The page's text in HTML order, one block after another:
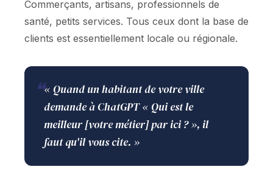
Commerçants, artisans, professionnels de
santé, petits services. Tous ceux dont la base de
clients est essentiellement locale ou régionale.
❝« Quand un habitant de votre ville
demande à ChatGPT « Qui est le
meilleur [votre métier] par ici ? », il
faut qu'il vous cite. »